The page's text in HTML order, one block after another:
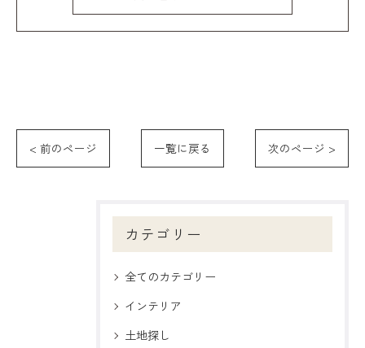
< 前のページ 一覧に戻る 次のページ >
カテゴリー
全てのカテゴリー
インテリア
土地探し